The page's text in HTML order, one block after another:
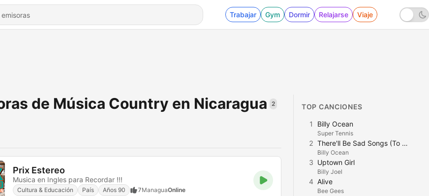
Trabajar Gym Dormir Relajarse Viaje
de Música Country en Nicaragua 2
Prix Estereo
Musica en Ingles para Recordar !!!
Cultura & Educación País Años 90 7ManaguaOnline
TOP CANCIONES
1 Billy Ocean
Super Tennis
2 There'll Be Sad Songs (To Make You Cry)
Billy Ocean
3 Uptown Girl
Billy Joel
4 Alive
Bee Gees